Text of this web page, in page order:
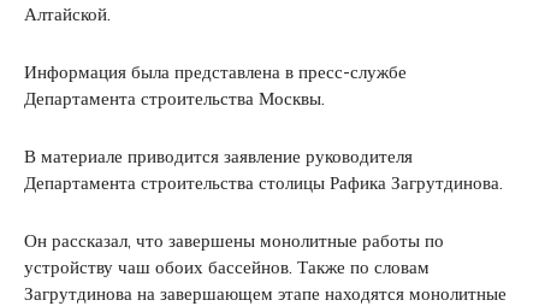
Алтайской.
Информация была представлена в пресс-службе
Департамента строительства Москвы.
В материале приводится заявление руководителя
Департамента строительства столицы Рафика Загрутдинова.
Он рассказал, что завершены монолитные работы по
устройству чаш обоих бассейнов. Также по словам
Загрутдинова на завершающем этапе находятся монолитные